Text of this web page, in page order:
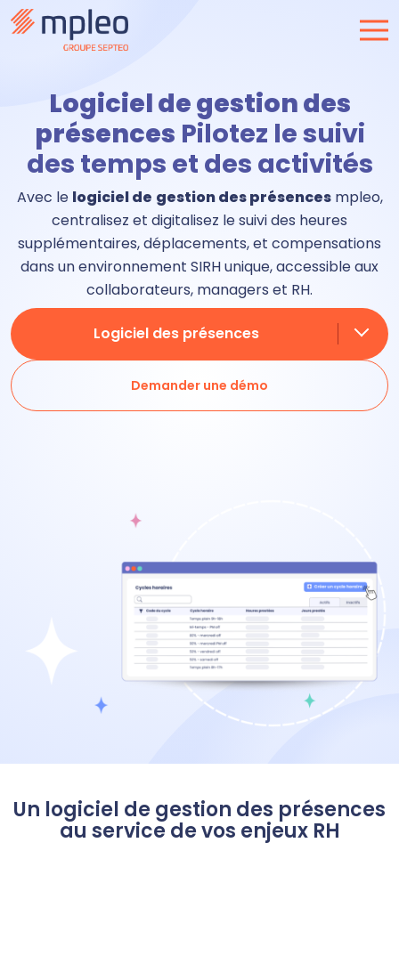
Logiciel de gestion des
présences Pilotez le suivi
des temps et des activités
Avec le logiciel de gestion des présencesmpleo,
centralisez et digitalisez le suivi des heures
supplémentaires, déplacements, et compensations
dans un environnement SIRH unique, accessible aux
collaborateurs, managers et RH.
Logiciel des présences
Demander une démo
Un logiciel de gestion des présences
au service de vos enjeux RH